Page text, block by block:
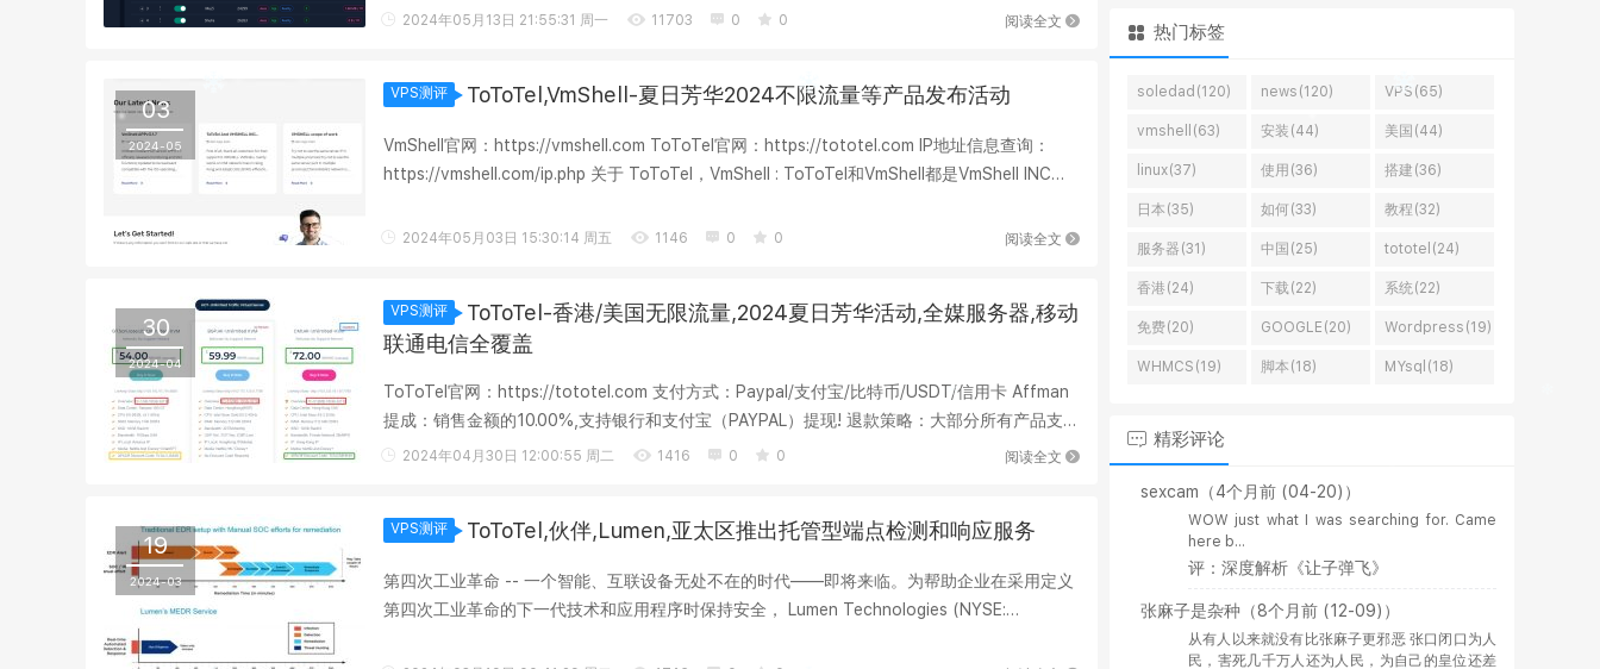
阅读全文
2024年05月13日 21:55:31 周一 11703 0 0
03
2024-05
VPS测评 ToToTel,VmShell-夏日芳华2024不限流量等产品发布活动
VmShell官网：https://vmshell.com ToToTel官网：https://tototel.com IP地址信息查询：
https://vmshell.com/ip.php 关于 ToToTel，VmShell : ToToTel和VmShell都是VmShell INC美
阅读全文
2024年05月03日 15:30:14 周五 1146 0 0
30
2024-04
VPS测评
ToToTel-香港/美国无限流量,2024夏日芳华活动,全媒服务器,移动
联通电信全覆盖
ToToTel官网：https://tototel.com 支付方式：Paypal/支付宝/比特币/USDT/信用卡 Affman
提成：销售金额的10.00%,支持银行和支付宝（PAYPAL）提现! 退款策略：大部分所有产品支持
原路退款在3日新购以内 ...
阅读全文
2024年04月30日 12:00:55 周二 1416 0 0
19
2024-03
VPS测评 ToToTel,伙伴,Lumen,亚太区推出托管型端点检测和响应服务
第四次工业革命 -- 一个智能、互联设备无处不在的时代——即将来临。为帮助企业在采用定义
第四次工业革命的下一代技术和应用程序时保持安全， Lumen Technologies (NYSE:
热门标签
soledad(120) news(120) VPS(65)
vmshell(63) 安装(44) 美国(44)
linux(37) 使用(36) 搭建(36)
日本(35) 如何(33) 教程(32)
服务器(31) 中国(25) tototel(24)
香港(24) 下载(22) 系统(22)
免费(20) GOOGLE(20) Wordpress(19)
WHMCS(19) 脚本(18) MYsql(18)
精彩评论
sexcam （4个月前 (04-20)）
WOW just what I was searching for. Came
here b...
评：深度解析《让子弹飞》
张麻子是杂种 （8个月前 (12-09)）
从有人以来就没有比张麻子更邪恶 张口闭口为人
民，害死几千万人还为人民，为自己的皇位还差